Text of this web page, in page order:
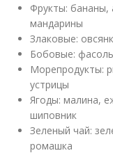
Фрукты: бананы,
мандарины
Злаковые:
Бобовые:
Морепродукты:
устрицы
Ягоды: малина,
шиповник
Зеленый чай:
ромашка